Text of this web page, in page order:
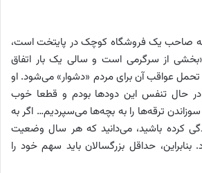
۵۲ساله که صاحب یک فروشگاه کوچک در پایتخت است،
از سرگرمی است و سالی یک بار اتفاق
تحمل عواقب آن برای مردم «دشوار» می‌شود. او
حال تنفس این دودها بودم و قطعا خوب
ترقه‌ها را به بچه‌ها می‌سپردیم… اگر به
کرده باشید، می‌دانید که هر سال وضعیت
حداقل بزرگسالان باید سهم خود را